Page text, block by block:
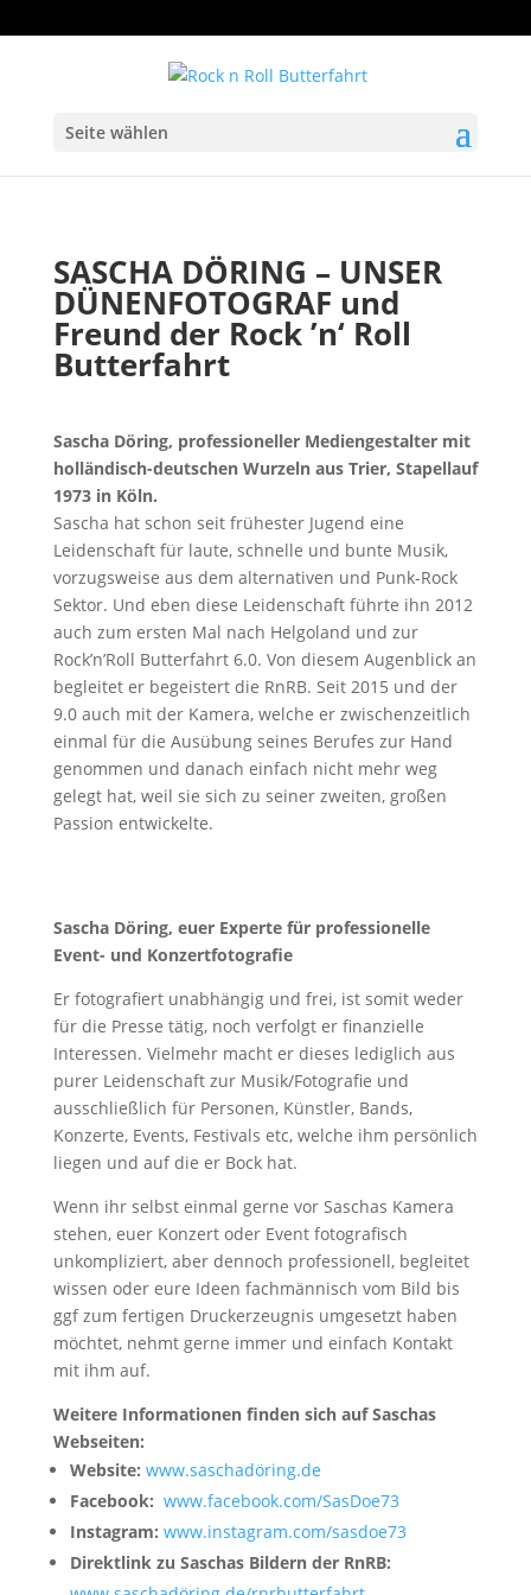
Seite wählen
SASCHA DÖRING – UNSER
DÜNENFOTOGRAF und
Freund der Rock ’n‘ Roll
Butterfahrt
Sascha Döring, professioneller Mediengestalter mit
holländisch-deutschen Wurzeln aus Trier, Stapellauf
1973 in Köln.
Sascha hat schon seit frühester Jugend eine
Leidenschaft für laute, schnelle und bunte Musik,
vorzugsweise aus dem alternativen und Punk-Rock
Sektor. Und eben diese Leidenschaft führte ihn 2012
auch zum ersten Mal nach Helgoland und zur
Rock’n’Roll Butterfahrt 6.0. Von diesem Augenblick an
begleitet er begeistert die RnRB. Seit 2015 und der
9.0 auch mit der Kamera, welche er zwischenzeitlich
einmal für die Ausübung seines Berufes zur Hand
genommen und danach einfach nicht mehr weg
gelegt hat, weil sie sich zu seiner zweiten, großen
Passion entwickelte.
Sascha Döring, euer Experte für professionelle
Event- und Konzertfotografie
Er fotografiert unabhängig und frei, ist somit weder
für die Presse tätig, noch verfolgt er finanzielle
Interessen. Vielmehr macht er dieses lediglich aus
purer Leidenschaft zur Musik/Fotografie und
ausschließlich für Personen, Künstler, Bands,
Konzerte, Events, Festivals etc, welche ihm persönlich
liegen und auf die er Bock hat.
Wenn ihr selbst einmal gerne vor Saschas Kamera
stehen, euer Konzert oder Event fotografisch
unkompliziert, aber dennoch professionell, begleitet
wissen oder eure Ideen fachmännisch vom Bild bis
ggf zum fertigen Druckerzeugnis umgesetzt haben
möchtet, nehmt gerne immer und einfach Kontakt
mit ihm auf.
Weitere Informationen finden sich auf Saschas
Webseiten:
Website: www.saschadöring.de
Facebook: www.facebook.com/SasDoe73
Instagram: www.instagram.com/sasdoe73
Direktlink zu Saschas Bildern der RnRB: